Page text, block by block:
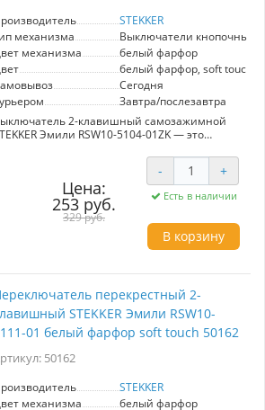
STEKKER
механизма
Выключатели кнопочные
механизма
белый фарфор
белый фарфор, soft touch
Сегодня
Завтра/послезавтра
2-клавишный самозажимной
Эмили RSW10-5104-01ZK — это
интерьера. Изготовленный из качественного
белого фарфора с эффектом soft touch, он не
только привлекает внимание своим
элегантным дизайном, но и обеспечивает
надежную работу. Самозажимной механизм
позволяет легко подключать провода без
использования дополнительных
и лаконичному внешнему
Выключатель обеспечивает высокую
и долговечность, что делает
идеальным выбором для повседневного
сочетание современного дизайна,
Цена:
253 руб.
329 руб.
- +
Есть в наличии
В корзину
перекрестный 2-
STEKKER Эмили RSW10-
01 белый фарфор soft touch 50162
50162
STEKKER
механизма
белый фарфор